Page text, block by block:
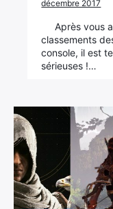
décembre 2017
Après vous
classements
console, il est
sérieuses !…